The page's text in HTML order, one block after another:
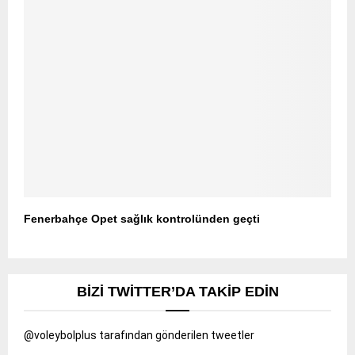
Fenerbahçe Opet sağlık kontrolünden geçti
BIZI TWITTER’DA TAKIP EDIN
@voleybolplus tarafından gönderilen tweetler